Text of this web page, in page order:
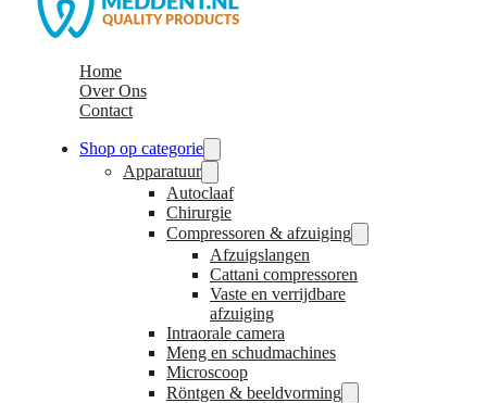
Home
Over Ons
Contact
Shop op categorie
Apparatuur
Autoclaaf
Chirurgie
Compressoren & afzuiging
Afzuigslangen
Cattani compressoren
Vaste en verrijdbare
afzuiging
Intraorale camera
Meng en schudmachines
Microscoop
Röntgen & beeldvorming